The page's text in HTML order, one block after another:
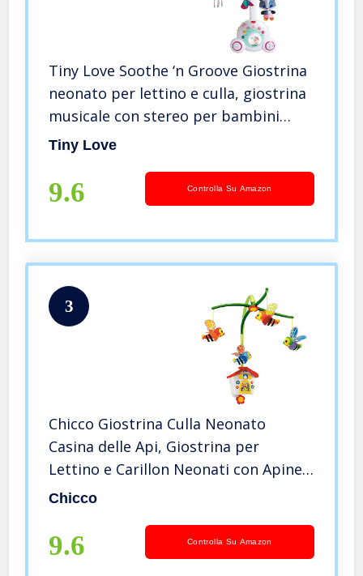
Tiny Love Soothe ‘n Groove Giostrina
neonato per lettino e culla, giostrina
musicale con stereo per bambini
portatile, carillon fino a 40 minuti di
Tiny Love
9.6 Controlla Su Amazon
3
Chicco Giostrina Culla Neonato
Casina delle Api, Giostrina per
Lettino e Carillon Neonati con Apine
Colorate e Musica Rilassante,
Lettino, Giochi Neonato 0+ Mesi
Chicco
9.6 Controlla Su Amazon